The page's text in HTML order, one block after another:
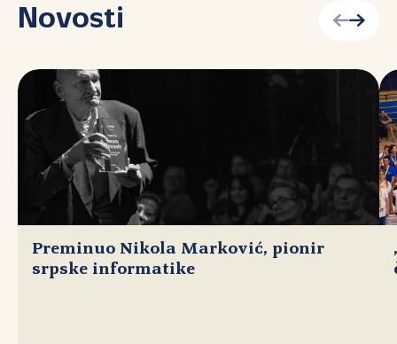
Novosti
Preminuo Nikola Marković, pionir
srpske informatike